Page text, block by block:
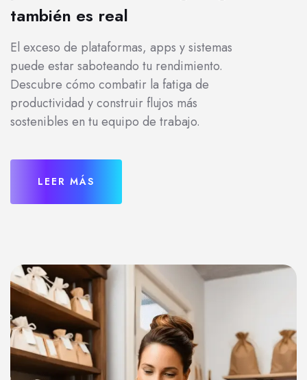
también es real
El exceso de plataformas, apps y sistemas
puede estar saboteando tu rendimiento.
Descubre cómo combatir la fatiga de
productividad y construir flujos más
sostenibles en tu equipo de trabajo.
LEER MÁS